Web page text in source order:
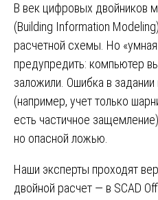
В век цифровых двойников
(Building Information
расчетной схемы. Но
предупредить: компьютер
заложили. Ошибка в задании
(например, учет только
есть частичное
но опасной ложью.
Наши эксперты проходят
двойной расчет — в SCAD